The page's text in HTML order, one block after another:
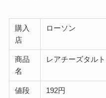
購入
店
ローソン
商品
名
レアチーズタルト
値段 192円